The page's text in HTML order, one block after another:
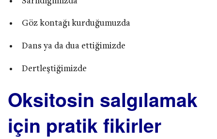
Göz kontağı kurduğumuzda
Dans ya da dua ettiğimizde
Dertleştiğimizde
Oksitosin salgılamak
için pratik fikirler